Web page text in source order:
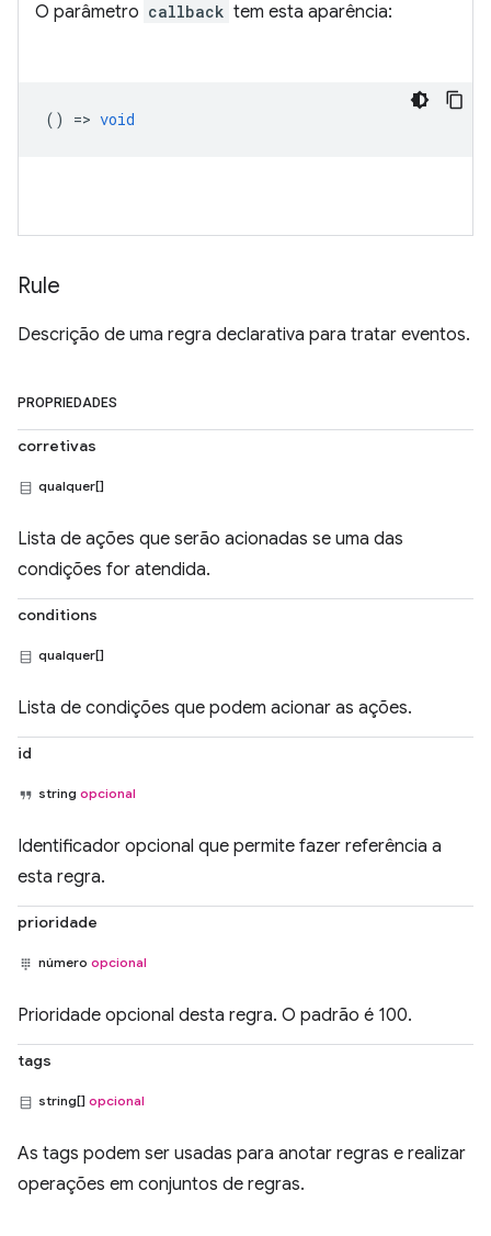
O parâmetro callback tem esta aparência:
() => void
Rule
Descrição de uma regra declarativa para tratar eventos.
PROPRIEDADES
corretivas
qualquer[]
Lista de ações que serão acionadas se uma das
condições for atendida.
conditions
qualquer[]
Lista de condições que podem acionar as ações.
id
string opcional
Identificador opcional que permite fazer referência a
esta regra.
prioridade
número opcional
Prioridade opcional desta regra. O padrão é 100.
tags
string[] opcional
As tags podem ser usadas para anotar regras e realizar
operações em conjuntos de regras.